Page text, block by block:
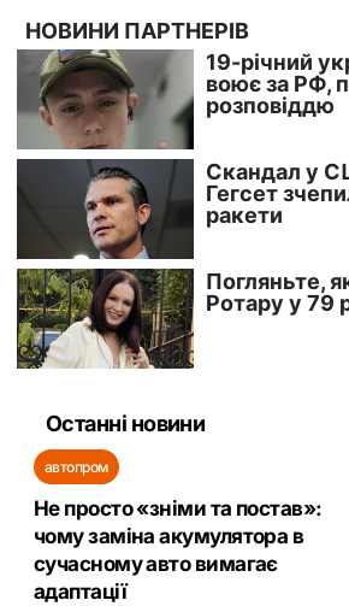
Останні новини
автопром
Не просто «зніми та постав»:
чому заміна акумулятора в
сучасному авто вимагає
адаптації